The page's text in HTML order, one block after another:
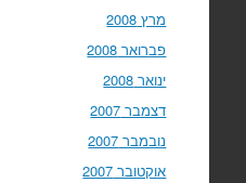
מרץ 2008
פברואר 2008
ינואר 2008
דצמבר 2007
נובמבר 2007
אוקטובר 2007